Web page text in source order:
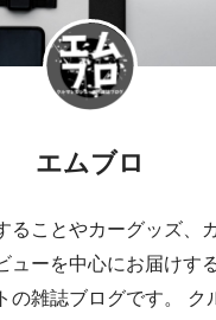
エムブロ
ることやカーグッズ、
ューを中心にお届けす
の雑誌ブログです。 ク